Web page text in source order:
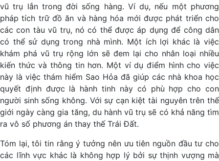
vũ trụ lẫn trong đời sống hàng. Ví dụ, nếu một phương
pháp tích trữ đồ ăn và hàng hóa mới được phát triển cho
các con tàu vũ trụ, nó có thể được áp dụng để công dân
có thể sử dụng trong nhà mình. Một ích lợi khác là việc
khám phá vũ trụ rộng lớn sẽ đem lại cho nhân loại nhiều
kiến thức và thông tin hơn. Một ví dụ điểm hình cho việc
này là việc thám hiểm Sao Hỏa đã giúp các nhà khoa học
quyết định được là hành tinh này có phù hợp cho con
người sinh sống không. Với sự cạn kiệt tài nguyên trên thế
giới ngày càng gia tăng, du hành vũ trụ sẽ có khả năng tìm
ra vô số phương án thay thế Trái Đất.
Tóm lại, tôi tin rằng ý tưởng nên ưu tiên nguồn đầu tư cho
các lĩnh vực khác là không hợp lý bởi sự thịnh vượng mà